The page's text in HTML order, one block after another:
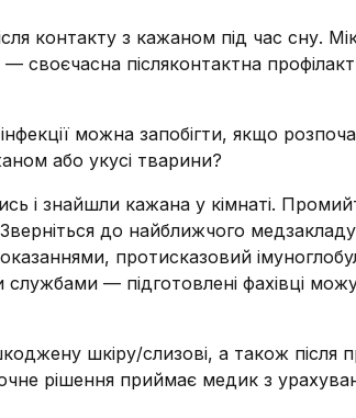
контакту з кажаном під час сну.
післяконтактна
можна запобігти, якщо
або укусі тварини?
і знайшли кажана у кімнаті.
до найближчого
протисказовий
— підготовлені фахівці
шкіру/слизові, а також після
рішення приймає медик з